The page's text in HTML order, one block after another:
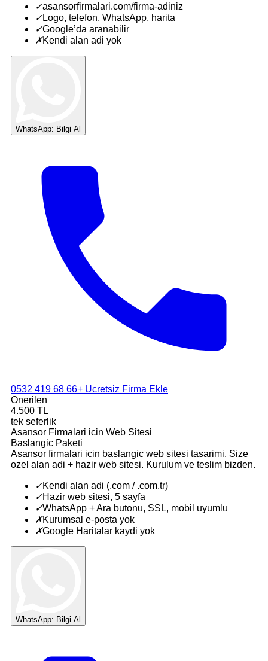
✓asansorfirmalari.com/firma-adiniz
✓Logo, telefon, WhatsApp, harita
✓Google’da aranabilir
✗Kendi alan adi yok
WhatsApp: Bilgi Al
0532 419 68 66+ Ucretsiz Firma Ekle
Onerilen
4.500 TL
tek seferlik
Asansor Firmalari icin Web Sitesi
Baslangic Paketi
Asansor firmalari icin baslangic web sitesi tasarimi. Size
ozel alan adi + hazir web sitesi. Kurulum ve teslim bizden.
✓Kendi alan adi (.com / .com.tr)
✓Hazir web sitesi, 5 sayfa
✓WhatsApp + Ara butonu, SSL, mobil uyumlu
✗Kurumsal e-posta yok
✗Google Haritalar kaydi yok
WhatsApp: Bilgi Al